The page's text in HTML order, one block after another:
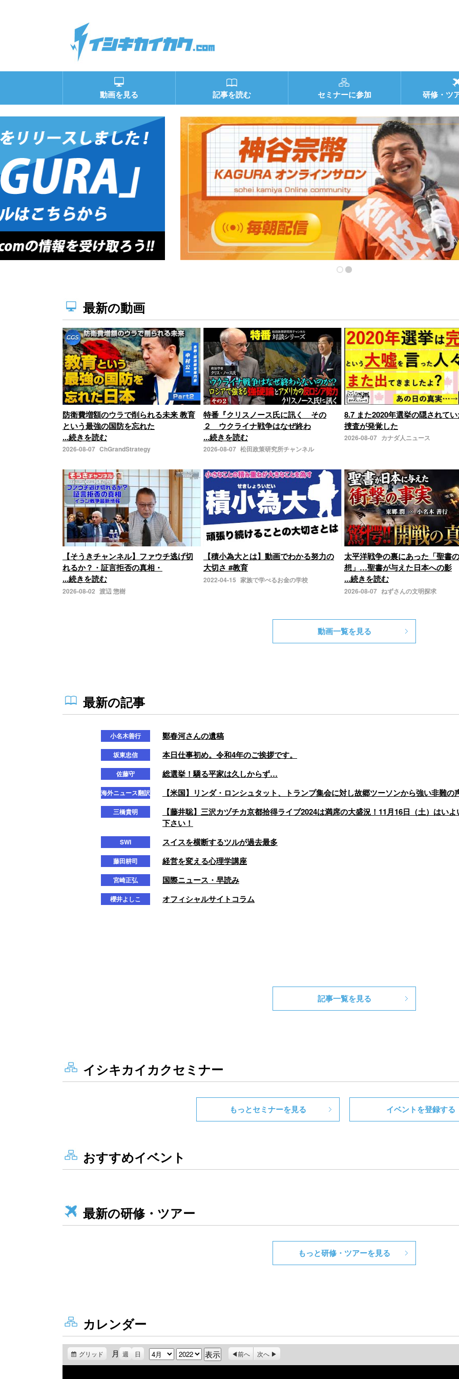
動画を見る 記事を読む セミナーに参加 研修・ツ
最新の動画
防衛費増額のウラで削られる未来 教育
という最強の国防を忘れた
...続きを読む
2026-08-07 ChGrandStrategy
特番『クリスノース氏に訊く その
２ ウクライナ戦争はなぜ終わ
...続きを読む
2026-08-07 松田政策研究所チャンネル
8.7 また2020年選挙の隠されて
捜査が発覚した
2026-08-07 カナダ人ニュース
【そうきチャンネル】ファウチ逃げ切
れるか？・証言拒否の真相・
...続きを読む
2026-08-02 渡辺 惣樹
【積小為大とは】動画でわかる努力の
大切さ #教育
2022-04-15 家族で学べるお金の学校
太平洋戦争の裏にあった「聖書
想」…聖書が与えた日本への影
...続きを読む
2026-08-07 ねずさんの文明探求
動画一覧を見る
最新の記事
記事一覧を見る
イシキカイカクセミナー
もっとセミナーを見る イベントを登録する
おすすめイベント
最新の研修・ツアー
もっと研修・ツアーを見る
カレンダー
グリッド 月 週 日 月 年 前へ 次へ